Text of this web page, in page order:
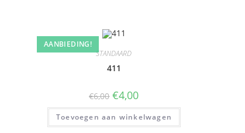
AANBIEDING!
STANDAARD
411
€6,00 €4,00
Toevoegen aan winkelwagen